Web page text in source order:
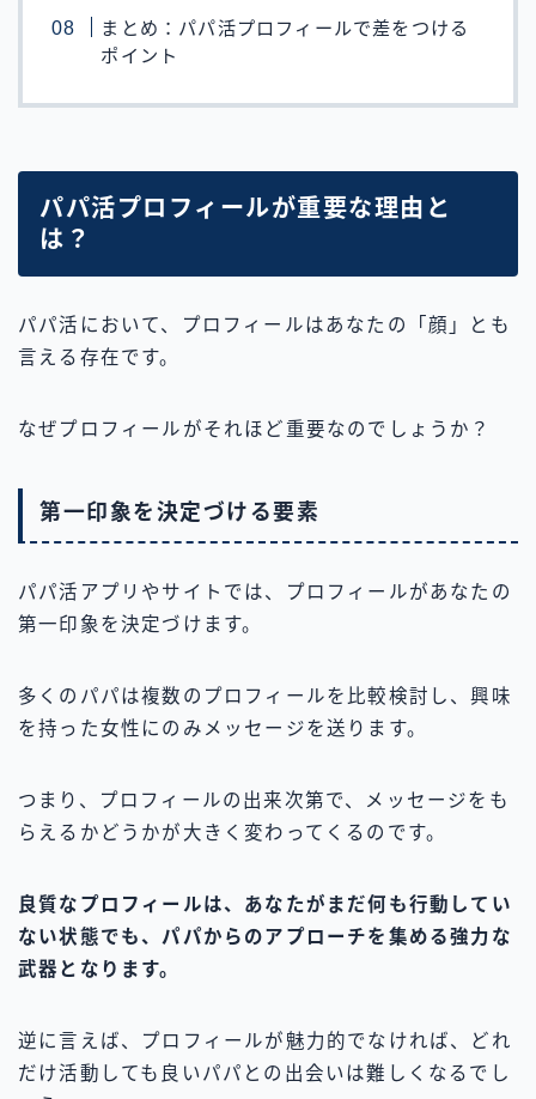
まとめ：パパ活プロフィールで差をつける
ポイント
パパ活プロフィールが重要な理由と
は？
パパ活において、プロフィールはあなたの「顔」とも
言える存在です。
なぜプロフィールがそれほど重要なのでしょうか？
第一印象を決定づける要素
パパ活アプリやサイトでは、プロフィールがあなたの
第一印象を決定づけます。
多くのパパは複数のプロフィールを比較検討し、興味
を持った女性にのみメッセージを送ります。
つまり、プロフィールの出来次第で、メッセージをも
らえるかどうかが大きく変わってくるのです。
良質なプロフィールは、あなたがまだ何も行動してい
ない状態でも、パパからのアプローチを集める強力な
武器となります。
逆に言えば、プロフィールが魅力的でなければ、どれ
だけ活動しても良いパパとの出会いは難しくなるでし